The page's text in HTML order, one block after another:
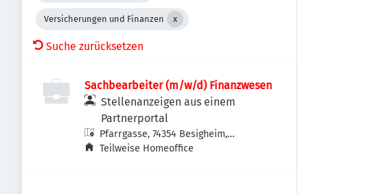
Versicherungen und Finanzen
Suche zurücksetzen
Sachbearbeiter (m/w/d) Finanzwesen
Stellenanzeigen aus einem
Partnerportal
Pfarrgasse, 74354 Besigheim,
Deutschland
Teilweise Homeoffice